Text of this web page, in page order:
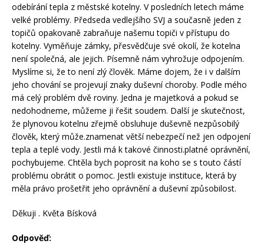
odebírání tepla z městské kotelny. V posledních letech máme
velké problémy. Předseda vedlejšího SVJ a současně jeden z
topičů opakovaně zabraňuje našemu topiči v přístupu do
kotelny. Vyměňuje zámky, přesvědčuje své okolí, že kotelna
není společná, ale jejich. Písemně nám vyhrožuje odpojením.
Myslíme si, že to není zlý člověk. Máme dojem, že i v dalším
jeho chování se projevují znaky duševní choroby. Podle mého
má celý problém dvě roviny. Jedna je majetková a pokud se
nedohodneme, můžeme ji řešit soudem. Další je skutečnost,
že plynovou kotelnu zřejmě obsluhuje duševně nezpůsobilý
člověk, který může.znamenat větší nebezpečí než jen odpojení
tepla a teplé vody. Jestli má k takové činnosti.platné oprávnění,
pochybujeme. Chtěla bych poprosit na koho se s touto částí
problému obrátit o pomoc. Jestli existuje instituce, která by
měla právo prošetřit jeho oprávnění a duševní způsobilost.
Děkuji . Květa Bísková
Odpověď: